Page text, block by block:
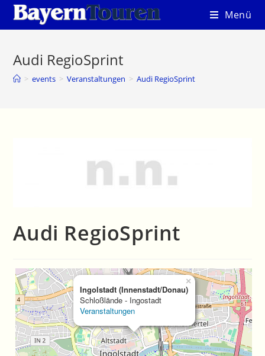
Zum
Inhalt
Menü
Audi RegioSprint
> events > Veranstaltungen > Audi RegioSprint
Audi RegioSprint
Ingolstadt (Innenstadt/Donau)
Schloßlände - Ingostadt
Veranstaltungen
×